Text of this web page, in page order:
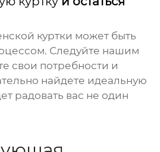
куртки может быть
Следуйте нашим
свои потребности и
найдете идеальную
радовать вас не один